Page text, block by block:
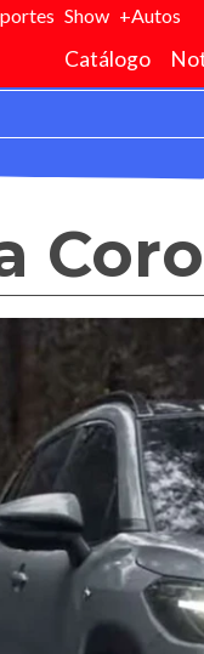
Show +Autos
Catálogo